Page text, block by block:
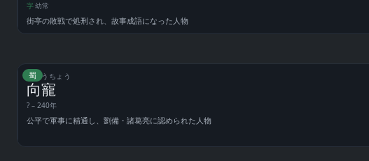
字幼常
街亭の敗戦で処刑され、故事成語になった人物
蜀
しょうちょう
向寵
? – 240年
公平で軍事に精通し、劉備・諸葛亮に認められた人物